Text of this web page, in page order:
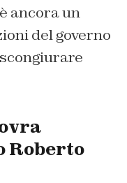
ancora un
del governo
Roberto